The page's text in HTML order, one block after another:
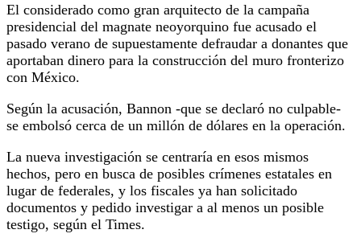
El considerado como gran arquitecto de la campaña
presidencial del magnate neoyorquino fue acusado el
pasado verano de supuestamente defraudar a donantes que
aportaban dinero para la construcción del muro fronterizo
con México.
Según la acusación, Bannon -que se declaró no culpable-
se embolsó cerca de un millón de dólares en la operación.
La nueva investigación se centraría en esos mismos
hechos, pero en busca de posibles crímenes estatales en
lugar de federales, y los fiscales ya han solicitado
documentos y pedido investigar a al menos un posible
testigo, según el Times.